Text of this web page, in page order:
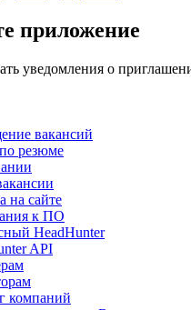
приложение
уведомления о
вакансий
резюме
на сайте
к ПО
HeadHunter
API
компаний